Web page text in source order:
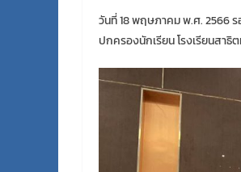
วันที่ 18 พฤษภาคม พ.ศ. 2566
ปกครองนักเรียน โรงเรียนสาธิ